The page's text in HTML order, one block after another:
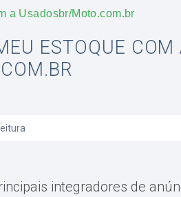
a Usadosbr/Moto.com.br
ESTOQUE COM
integradores de